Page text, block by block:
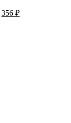
Первоначальная
356 ₽Текущая